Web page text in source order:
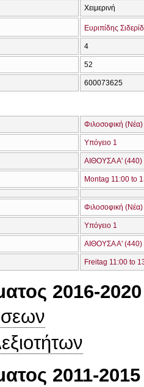
Χειμερινή
Ευριπίδης
4
52
600073625
Φιλοσοφική (Νέα)
Υπόγειο 1
ΑΙΘΟΥΣΑ Α' (440)
Montag 11:00 to
Φιλοσοφική (Νέα)
Υπόγειο 1
ΑΙΘΟΥΣΑ Α' (440)
Freitag 11:00 to
2016-2020
2011-2015